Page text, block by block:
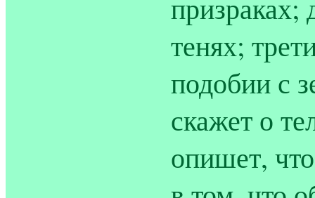
призраках;
тенях;
подобии с
скажет о
опишет,